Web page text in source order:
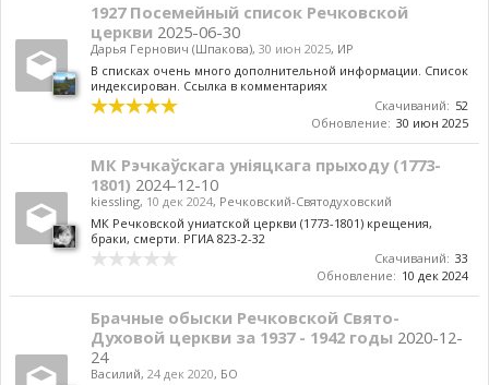
1927 Посемейный список Речковской
церкви 2025-06-30
Дарья Гернович (Шпакова), 30 июн 2025, ИР
В списках очень много дополнительной информации. Список
индексирован. Ссылка в комментариях
Скачиваний: 52
Обновление: 30 июн 2025
МК Рэчкаўскага уніяцкага прыходу (1773-
1801) 2024-12-10
kiessling, 10 дек 2024, Речковский-Святодуховский
МК Речковской униатской церкви (1773-1801) крещения,
браки, смерти. РГИА 823-2-32
Скачиваний: 33
Обновление: 10 дек 2024
Брачные обыски Речковской Свято-
Духовой церкви за 1937 - 1942 годы 2020-12-
24
Василий, 24 дек 2020, БО